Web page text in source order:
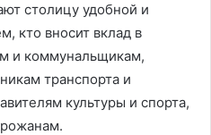
столицу удобной и
кто вносит вклад в
и коммунальщикам,
транспорта и
культуры и спорта,